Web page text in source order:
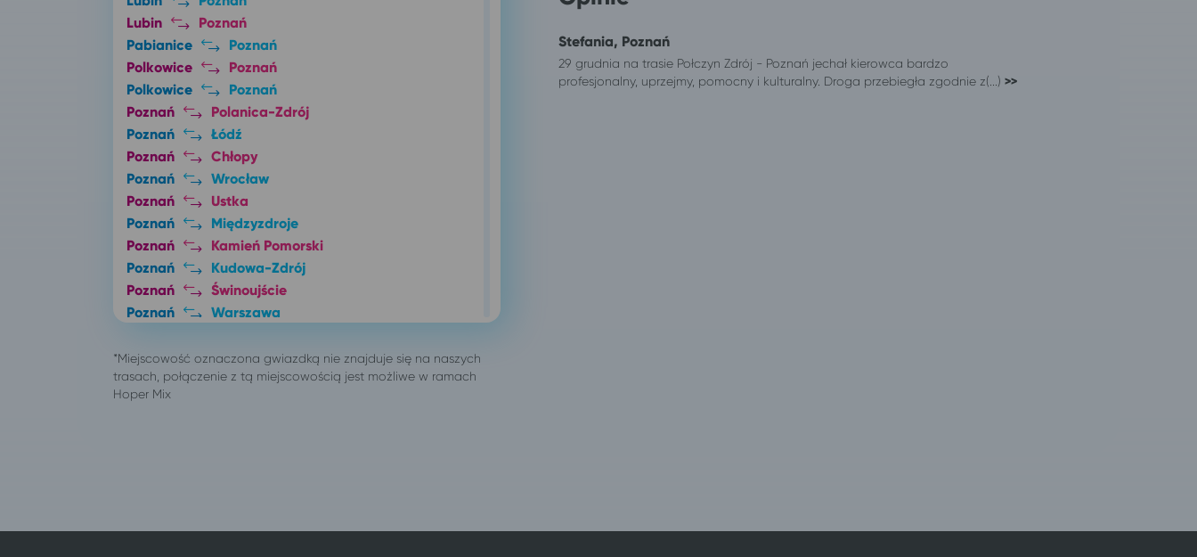
Lubin
Poznań
Pabianice
Poznań
Polkowice
Poznań
Polkowice
Poznań
Poznań
Polanica-Zdrój
Poznań
Łódź
Poznań
Chłopy
Poznań
Wrocław
Poznań
Ustka
Poznań
Międzyzdroje
Poznań
Kamień Pomorski
Poznań
Kudowa-Zdrój
Poznań
Świnoujście
Poznań
Warszawa
Poznań
Jedlina-Zdrój
Poznań
Wisełka
Poznań
Poznań
Świeradów-Zdrój
Stefania, Poznań
29 grudnia na trasie Połczyn Zdrój - Poznań jechał kierowca bardzo
profesjonalny, uprzejmy, pomocny i kulturalny. Droga przebiegła zgodnie z(...) >>